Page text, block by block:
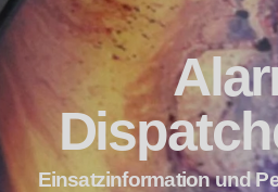
Einsatzinformation und